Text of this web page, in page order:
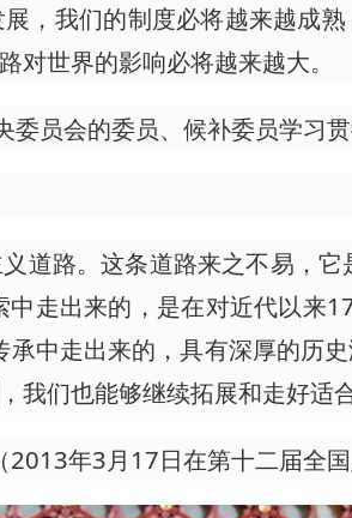
，我们的制度必将越来越成
世界的影响必将越来越大。
委员会的委员、候补委员学习
道路。这条道路来之不易，
走出来的，是在对近代以来
中走出来的，具有深厚的历
们也能够继续拓展和走好适
（2013年3月17日在第十二届全